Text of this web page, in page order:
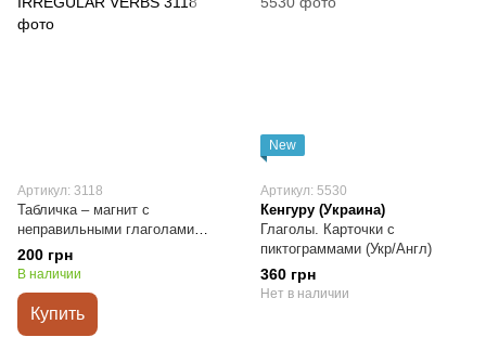
Артикул: 3118
Табличка – магнит с
неправильными глаголами
IRREGULAR VERBS
200 грн
В наличии
Купить
New
Артикул: 5530
Кенгуру (Украина)
Глаголы. Карточки с
пиктограммами (Укр/Англ)
360 грн
Нет в наличии